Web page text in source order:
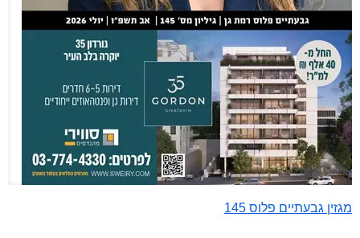
מגזין גבעתיים פלוס 145